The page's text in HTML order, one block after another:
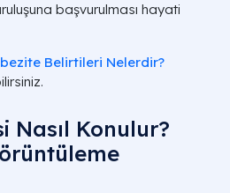
başvurulması hayati
Belirtileri Nelerdir?
Nasıl Konulur?